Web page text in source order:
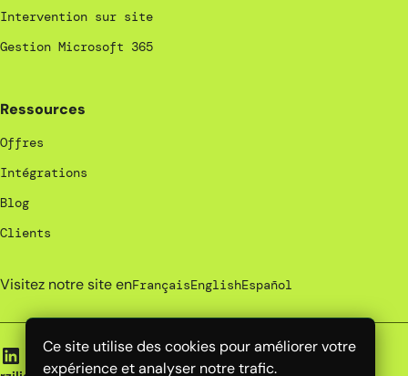
Ce site utilise des cookies pour améliorer votre
expérience et analyser notre trafic.
Intervention sur site
Gestion Microsoft 365
Ressources
Offres
Intégrations
Blog
Clients
Visitez notre site enFrançaisEnglishEspañol